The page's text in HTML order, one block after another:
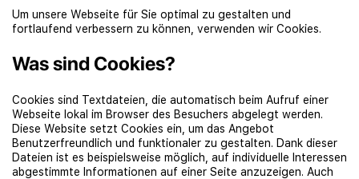
Um unsere Webseite für Sie optimal zu gestalten und
fortlaufend verbessern zu können, verwenden wir Cookies.
Was sind Cookies?
Cookies sind Textdateien, die automatisch beim Aufruf einer
Webseite lokal im Browser des Besuchers abgelegt werden.
Diese Website setzt Cookies ein, um das Angebot
Benutzerfreundlich und funktionaler zu gestalten. Dank dieser
Dateien ist es beispielsweise möglich, auf individuelle Interessen
abgestimmte Informationen auf einer Seite anzuzeigen. Auch